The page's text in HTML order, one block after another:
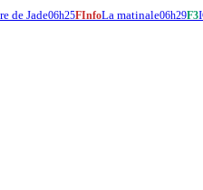
de Jade06h25FInfoLa matinale06h29F3